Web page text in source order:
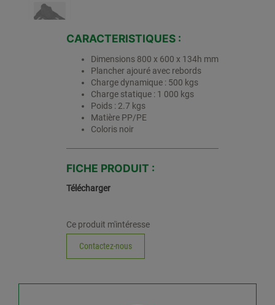
CARACTERISTIQUES :
Dimensions 800 x 600 x 134h mm
Plancher ajouré avec rebords
Charge dynamique : 500 kgs
Charge statique : 1 000 kgs
Poids : 2.7 kgs
Matière PP/PE
Coloris noir
FICHE PRODUIT :
Télécharger
Ce produit m'intéresse
Contactez-nous